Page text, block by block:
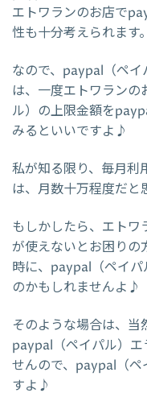
エトワランのお店で
性も十分考えられます。
なので、paypal（ペイ
は、一度エトワラン
ル）の上限金額を
みるといいですよ♪
私が知る限り、毎月
は、月数十万程度だと
もしかしたら、エトワ
が使えないとお困りの
時に、paypal（ペイパ
のかもしれませんよ♪
そのような場合は、
paypal（ペイパル）エ
せんので、paypal（ペ
すよ♪